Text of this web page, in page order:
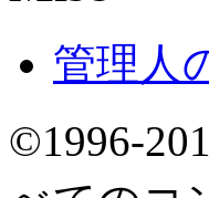
管理人
©1996-